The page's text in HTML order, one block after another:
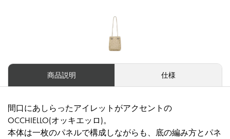
商品説明 仕様
間口にあしらったアイレットがアクセントの
OCCHIELLO(オッキエッロ)。
本体は一枚のパネルで構成しながらも、底の編み方とパネ